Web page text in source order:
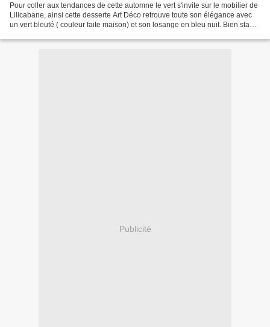
Pour coller aux tendances de cette automne le vert s'invite sur le mobilier de
Lilicabane, ainsi cette desserte Art Déco retrouve toute son élégance avec
un vert bleuté ( couleur faite maison) et son losange en bleu nuit. Bien stable
Publicité